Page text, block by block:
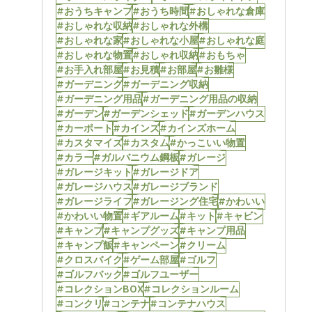
#おうちキャンプ#おうち時間#おしゃれな倉庫
#おしゃれな収納#おしゃれな外構
#おしゃれな家#おしゃれな小屋#おしゃれな庭
#おしゃれな物置#おしゃれ収納#おもちゃ
#お手入れ部屋#お見積#お部屋#お雛様
#ガーデニング#ガーデニング収納
#ガーデニング用品#ガーデニング用品の収納
#ガーデン#ガーデンシェッド#ガーデンハウス
#カーポート#カインズ#カインズホーム
#カスタマイズ#カスタム#かっこいい物置
#カラー#ガルバニウム鋼板#ガレージ
#ガレージキット#ガレージドア
#ガレージハウス#ガレージブランド
#ガレージライフ#ガレージング住宅#かわいい
#かわいい物置#ギアルーム#キット#キャビン
#キャンプ#キャンプグッズ#キャンプ用品
#キャンプ飯#キャンペーン#クリーム
#クロスバイク#ゲーム部屋#ゴルフ
#ゴルフバック#ゴルフユーザー
#コレクションBOX#コレクションルーム
#コンクリ#コンテナ#コンテナハウス